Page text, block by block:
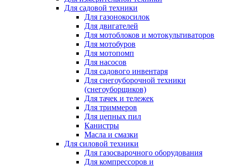
Для садовой техники
Для газонокосилок
Для двигателей
Для мотоблоков и мотокультиваторов
Для мотобуров
Для мотопомп
Для насосов
Для садового инвентаря
Для снегоуборочной техники
(снегоуборщиков)
Для тачек и тележек
Для триммеров
Для цепных пил
Канистры
Масла и смазки
Для силовой техники
Для газосварочного оборудования
Для компрессоров и